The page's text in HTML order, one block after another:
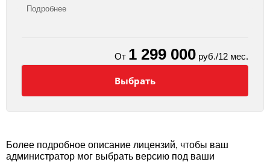
Подробнее
От 1 299 000 руб./12 мес.
Выбрать
Более подробное описание лицензий, чтобы ваш
администратор мог выбрать версию под ваши